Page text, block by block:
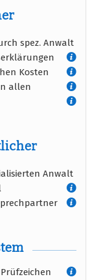
spez. Anwalt
Kosten
allen
Anwalt